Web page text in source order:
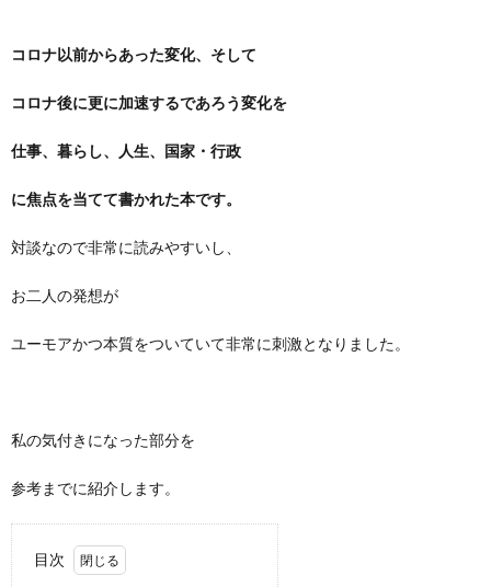
コロナ以前からあった変化、そして
コロナ後に更に加速するであろう変化を
仕事、暮らし、人生、国家・行政
に焦点を当てて書かれた本です。
対談なので非常に読みやすいし、
お二人の発想が
ユーモアかつ本質をついていて非常に刺激となりました。
私の気付きになった部分を
参考までに紹介します。
目次